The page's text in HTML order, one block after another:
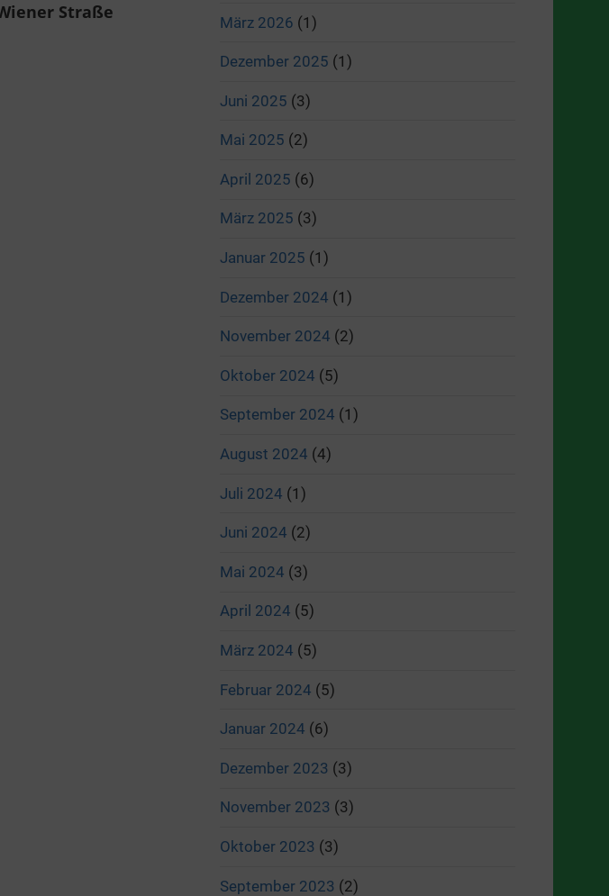
Straße
März 2026 (1)
Dezember 2025 (1)
Juni 2025 (3)
Mai 2025 (2)
April 2025 (6)
März 2025 (3)
Januar 2025 (1)
Dezember 2024 (1)
November 2024 (2)
Oktober 2024 (5)
September 2024 (1)
August 2024 (4)
Juli 2024 (1)
Juni 2024 (2)
Mai 2024 (3)
April 2024 (5)
März 2024 (5)
Februar 2024 (5)
Januar 2024 (6)
Dezember 2023 (3)
November 2023 (3)
Oktober 2023 (3)
September 2023 (2)